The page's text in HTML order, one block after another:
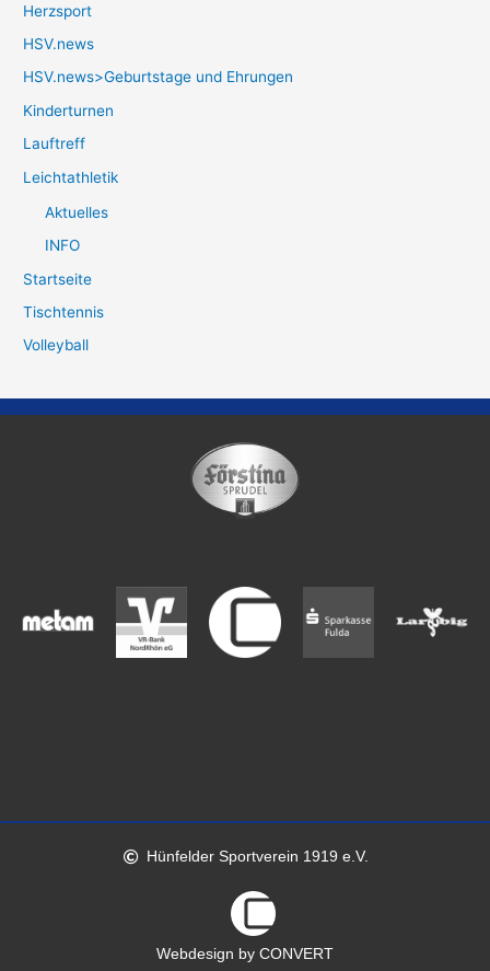
Herzsport
HSV.news
HSV.news>Geburtstage und Ehrungen
Kinderturnen
Lauftreff
Leichtathletik
Aktuelles
INFO
Startseite
Tischtennis
Volleyball
Hünfelder Sportverein 1919 e.V.
Webdesign by CONVERT